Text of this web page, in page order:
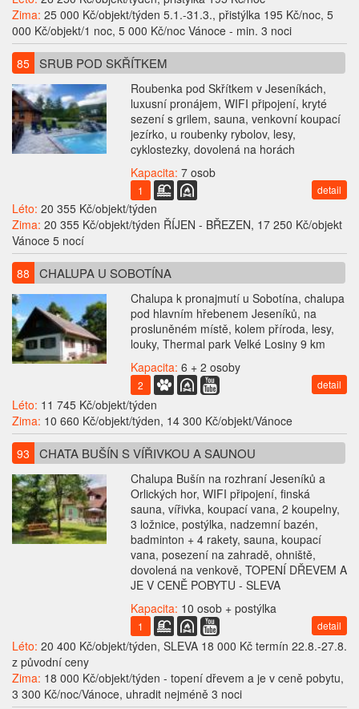
Zima: 25 000 Kč/objekt/týden 5.1.-31.3., přistýlka 195 Kč/noc, 5
000 Kč/objekt/1 noc, 5 000 Kč/noc Vánoce - min. 3 noci
85 SRUB POD SKŘÍTKEM
Roubenka pod Skřítkem v Jeseníkách,
luxusní pronájem, WIFI připojení, kryté
sezení s grilem, sauna, venkovní koupací
jezírko, u roubenky rybolov, lesy,
cyklostezky, dovolená na horách
Kapacita: 7 osob
1 detail
Léto: 20 355 Kč/objekt/týden
Zima: 20 355 Kč/objekt/týden ŘÍJEN - BŘEZEN, 17 250 Kč/objekt
Vánoce 5 nocí
88 CHALUPA U SOBOTÍNA
Chalupa k pronajmutí u Sobotína, chalupa
pod hlavním hřebenem Jeseníků, na
prosluněném místě, kolem příroda, lesy,
louky, Thermal park Velké Losiny 9 km
Kapacita: 6 + 2 osoby
2 detail
Léto: 11 745 Kč/objekt/týden
Zima: 10 660 Kč/objekt/týden, 14 300 Kč/objekt/Vánoce
93 CHATA BUŠÍN S VÍŘIVKOU A SAUNOU
Chalupa Bušín na rozhraní Jeseníků a
Orlických hor, WIFI připojení, finská
sauna, vířivka, koupací vana, 2 koupelny,
3 ložnice, postýlka, nadzemní bazén,
badminton + 4 rakety, sauna, koupací
vana, posezení na zahradě, ohniště,
dovolená na venkově, TOPENÍ DŘEVEM A
JE V CENĚ POBYTU - SLEVA
Kapacita: 10 osob + postýlka
1 detail
Léto: 20 400 Kč/objekt/týden, SLEVA 18 000 Kč termín 22.8.-27.8.
z původní ceny
Zima: 18 000 Kč/objekt/týden - topení dřevem a je v ceně pobytu,
3 300 Kč/noc/Vánoce, uhradit nejméně 3 noci